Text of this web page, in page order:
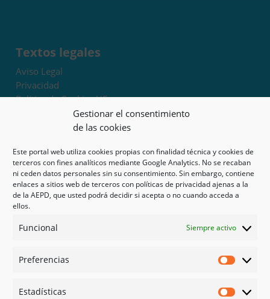
Gestionar el consentimiento
de las cookies
Este portal web utiliza cookies propias con finalidad técnica y cookies de
terceros con fines analíticos mediante Google Analytics. No se recaban
ni ceden datos personales sin su consentimiento. Sin embargo, contiene
enlaces a sitios web de terceros con políticas de privacidad ajenas a la
de la AEPD, que usted podrá decidir si acepta o no cuando acceda a
ellos.
Funcional Siempre activo
Preferencias
Estadísticas
Textos legales
Aviso Legal
Privacidad
Política de Cookies UE
Términos y condiciones
Exoneración de responsabilidad
Mapa del sitio
Mi cuenta
Tienda
Psicología en Murcia
Guías
Redes sociales
Instagram